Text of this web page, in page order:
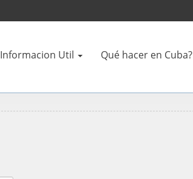
Informacion Util Qué hacer en Cuba?